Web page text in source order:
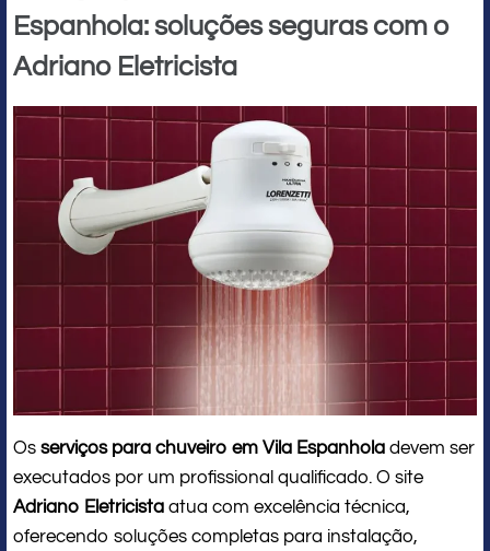
Espanhola: soluções seguras com o
Adriano Eletricista
Os serviços para chuveiro em Vila Espanhola devem ser
executados por um profissional qualificado. O site
Adriano Eletricista atua com excelência técnica,
oferecendo soluções completas para instalação,